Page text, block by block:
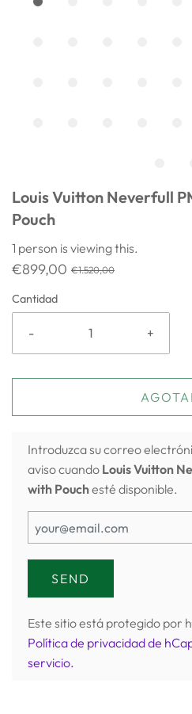
Louis Vuitton Neverfull
Pouch
1 person is viewing this.
€899,00 €1.520,00
Cantidad
- +
Introduzca su correo
aviso cuando Louis Vuitton
with Pouchesté disponible.
Este sitio está protegido por
Política de privacidad de
servicio.